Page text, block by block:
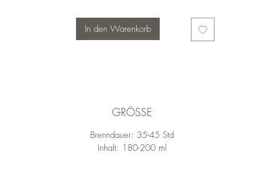
In den Warenkorb
GRÖSSE
Brenndauer: 35-45 Std
Inhalt: 180-200 ml